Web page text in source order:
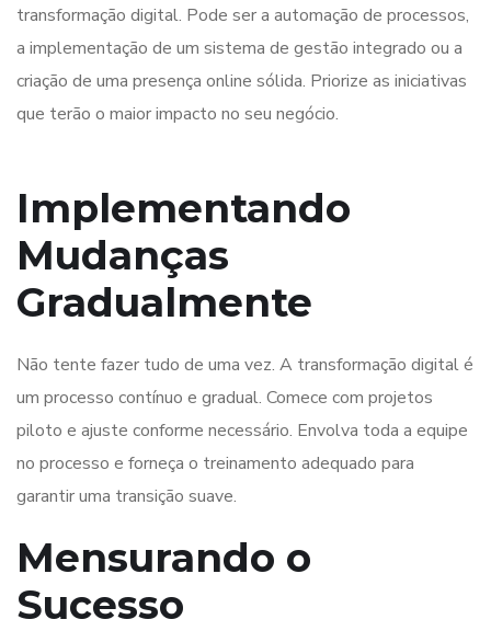
transformação digital. Pode ser a automação de processos,
a implementação de um sistema de gestão integrado ou a
criação de uma presença online sólida. Priorize as iniciativas
que terão o maior impacto no seu negócio.
Implementando
Mudanças
Gradualmente
Não tente fazer tudo de uma vez. A transformação digital é
um processo contínuo e gradual. Comece com projetos
piloto e ajuste conforme necessário. Envolva toda a equipe
no processo e forneça o treinamento adequado para
garantir uma transição suave.
Mensurando o
Sucesso